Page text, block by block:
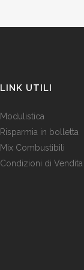
LINK UTILI
Modulistica
Risparmia in bolletta
Mix Combustibili
Condizioni di Vendita